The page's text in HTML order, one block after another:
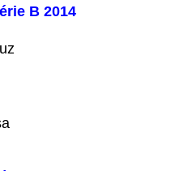
B 2014